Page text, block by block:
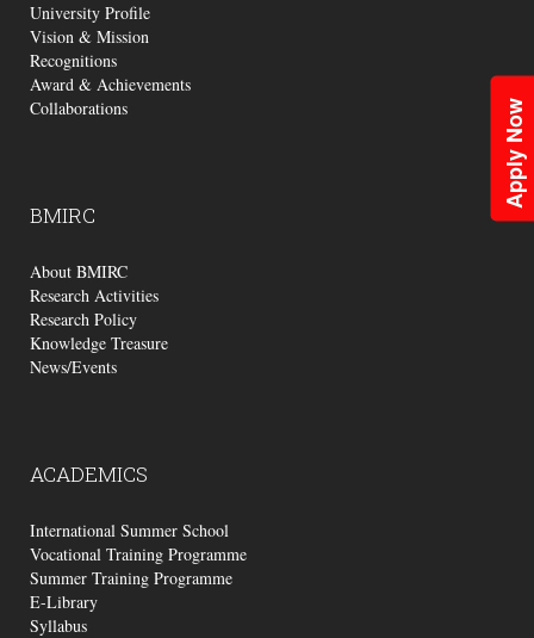
Apply Now
University Profile
Vision & Mission
Recognitions
Award & Achievements
Collaborations
BMIRC
About BMIRC
Research Activities
Research Policy
Knowledge Treasure
News/Events
ACADEMICS
International Summer School
Vocational Training Programme
Summer Training Programme
E-Library
Syllabus